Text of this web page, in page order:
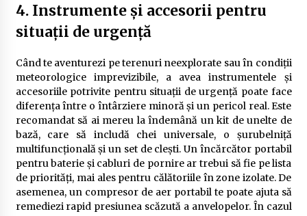
4. Instrumente și accesorii pentru
situații de urgență
Când te aventurezi pe terenuri neexplorate sau în condiții
meteorologice imprevizibile, a avea instrumentele și
accesoriile potrivite pentru situații de urgență poate face
diferența între o întârziere minoră și un pericol real. Este
recomandat să ai mereu la îndemână un kit de unelte de
bază, care să includă chei universale, o șurubelniță
multifuncțională și un set de clești. Un încărcător portabil
pentru baterie și cabluri de pornire ar trebui să fie pe lista
de priorități, mai ales pentru călătoriile în zone izolate. De
asemenea, un compresor de aer portabil te poate ajuta să
remediezi rapid presiunea scăzută a anvelopelor. În cazul